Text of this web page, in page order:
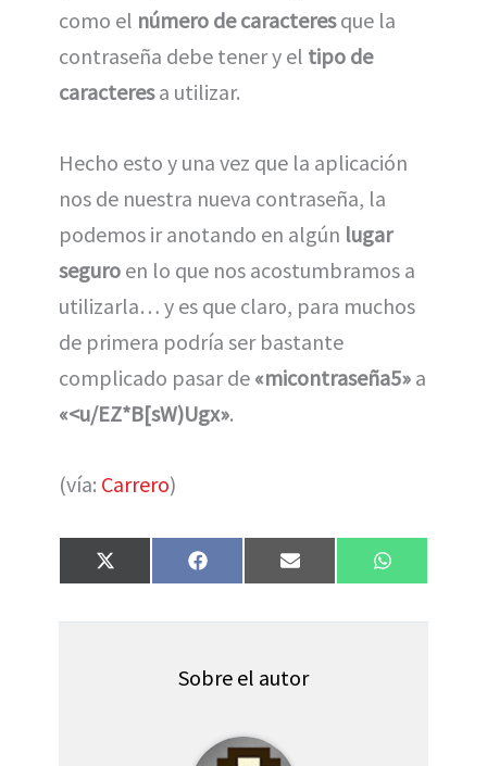
como el número de caracteresque la
contraseña debe tener y el tipo de
caracteresa utilizar.
Hecho esto y una vez que la aplicación
nos de nuestra nueva contraseña, la
podemos ir anotando en algún lugar
seguro en lo que nos acostumbramos a
utilizarla… y es que claro, para muchos
de primera podría ser bastante
complicado pasar de «micontraseña5» a
«<u/EZ*B[sW)Ugx».
(vía: Carrero)
Compartir
en
X
(
w
Compartir
en
F
a
e
o
k
Compartir
en
E
m
i
Compartir
en
W
h
t
Sobre el autor